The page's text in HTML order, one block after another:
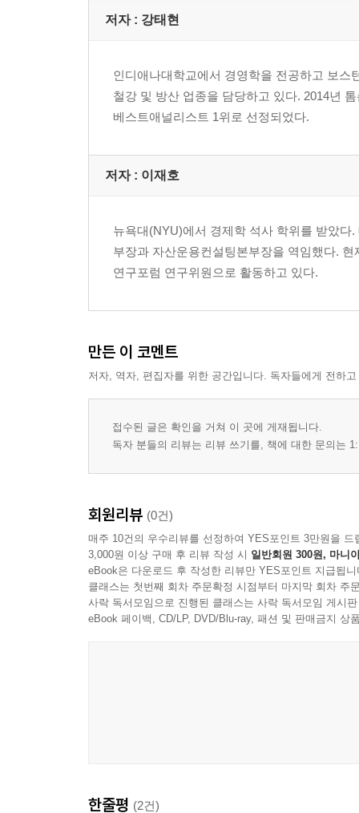
저자 : 강태현
인디애나대학교에서 경영학을 전공하고 보
철강 및 방산 업종을 담당하고 있다. 2014년
베스트애널리스트 1위로 선정되었다.
저자 : 이재호
뉴욕대(NYU)에서 경제학 석사 학위를 받았
부장과 자산운용컨설팅본부장을 역임했다.
연구포럼 연구위원으로 활동하고 있다.
만든 이 코멘트
저자, 역자, 편집자를 위한 공간입니다. 독자들에게 전하
접수된 글은 확인을 거쳐 이 곳에 게재됩니다.
독자 분들의 리뷰는 리뷰 쓰기를, 책에 대한 문의는
회원리뷰 (0건)
매주 10건의 우수리뷰를 선정하여 YES포인트 3만원을 드
3,000원 이상 구매 후 리뷰 작성 시 일반회원 300원, 마니
eBook은 다운로드 후 작성한 리뷰만 YES포인트 지급됩니
클래스는 첫번째 회차 주문확정 시점부터 마지막 회차 주
사락 독서모임으로 진행된 클래스는 사락 독서모임 게시
eBook 페이백, CD/LP, DVD/Blu-ray, 패션 및 판매금지 상
한줄평 (2건)